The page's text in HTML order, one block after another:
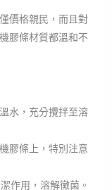
價格親民，而且對
膠條材質都溫和不
水，充分攪拌至溶
膠條上，特別注意
作用，溶解黴菌。